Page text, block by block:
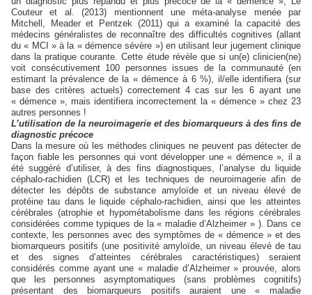
Couteur et al. (2013) mentionnent une méta-analyse menée par
Mitchell, Meader et Pentzek (2011) qui a examiné la capacité des
médecins généralistes de reconnaître des difficultés cognitives (allant
du « MCI » à la « démence sévère ») en utilisant leur jugement clinique
dans la pratique courante. Cette étude révèle que si un(e) clinicien(ne)
voit consécutivement 100 personnes issues de la communauté (en
estimant la prévalence de la « démence à 6 %), il/elle identifiera (sur
base des critères actuels) correctement 4 cas sur les 6 ayant une
« démence », mais identifiera incorrectement la « démence » chez 23
autres personnes !
L’utilisation de la neuroimagerie et des biomarqueurs à des fins de
diagnostic précoce
Dans la mesure où les méthodes cliniques ne peuvent pas détecter de
façon fiable les personnes qui vont développer une « démence », il a
été suggéré d’utiliser, à des fins diagnostiques, l’analyse du liquide
céphalo-rachidien (LCR) et les techniques de neuroimagerie afin de
détecter les dépôts de substance amyloïde et un niveau élevé de
protéine tau dans le liquide céphalo-rachidien, ainsi que les atteintes
cérébrales (atrophie et hypométabolisme dans les régions cérébrales
considérées comme typiques de la « maladie d’Alzheimer » ). Dans ce
contexte, les personnes avec des symptômes de « démence » et des
biomarqueurs positifs (une positivité amyloïde, un niveau élevé de tau
et des signes d’atteintes cérébrales caractéristiques) seraient
considérés comme ayant une « maladie d’Alzheimer » prouvée, alors
que les personnes asymptomatiques (sans problèmes cognitifs)
présentant des biomarqueurs positifs auraient une « maladie